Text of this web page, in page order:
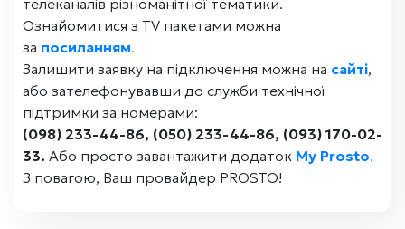
телеканалів різноманітної тематики.
Ознайомитися з TV пакетами можна
за посиланням.
Залишити заявку на підключення можна на сайті,
або зателефонувавши до служби технічної
підтримки за номерами:
(098) 233-44-86, (050) 233-44-86, (093) 170-02-
33. Або просто завантажити додаток My Prosto.
З повагою, Ваш провайдер PROSTO!